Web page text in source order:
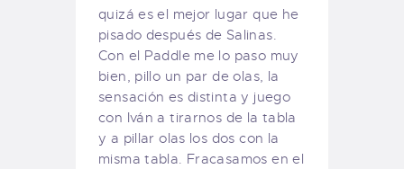
quizá es el mejor lugar que he
pisado después de Salinas.
Con el Paddle me lo paso muy
bien, pillo un par de olas, la
sensación es distinta y juego
con Iván a tirarnos de la tabla
y a pillar olas los dos con la
misma tabla. Fracasamos en el